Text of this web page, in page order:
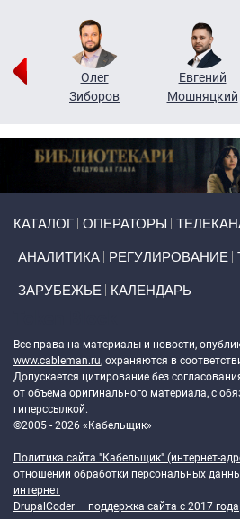
Олег
Зиборов
Евгений
Мошняцкий
КАТАЛОГ ОПЕРАТОРЫ
АНАЛИТИКА РЕГУЛИРОВАНИЕ
ЗАРУБЕЖЬЕ КАЛЕНДАРЬ
Все права на материалы и новости,
www.cableman.ru, охраняются в
Допускается цитирование без
от объема оригинального материала, с
гиперссылкой.
©2005 - 2026 «Кабельщик»
Политика сайта "Кабельщик" (интернет-
отношении обработки персональных
интернет
DrupalCoder — поддержка сайта c 2017 года